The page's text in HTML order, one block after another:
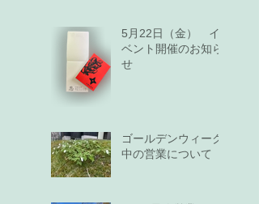
5月22日（金） イ
ベント開催のお知ら
せ
ゴールデンウィーク
中の営業について